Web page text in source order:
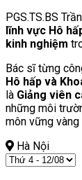
PGS.TS.BS
lĩnh vực Hô
kinh nghiệm
Bác sĩ từng
Hô hấp và
là Giảng viên
những môi
môn vững vàng
Hà Nội